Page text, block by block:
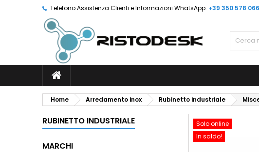
Telefono Assistenza Clienti e Informazioni WhatsApp: +39 350 578
Home Arredamento inox Rubinetto industriale
RUBINETTO INDUSTRIALE
MARCHI
Solo online
In saldo!